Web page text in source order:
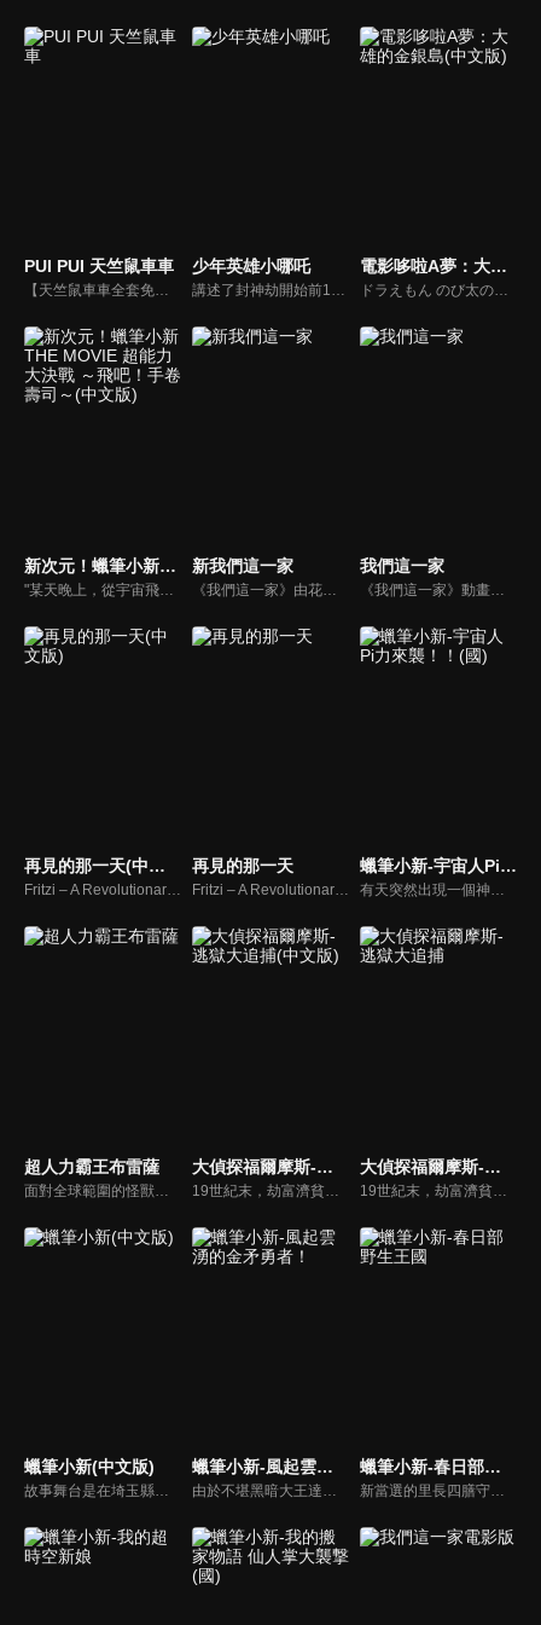
PUI PUI 天竺鼠車車 少年英雄小哪吒 電影哆啦A夢：大雄的金銀島(中文版)
ドラえもん のび太の宝島
新次元！蠟筆小新THE MOVIE 超能力大決戰 ～飛吧！手卷壽司～(中文版)
"某天晚上，從宇宙飛來的黑光和白光接近日本列島，埼玉縣春日部市的小新被那道白光擊中，體內湧現不可思議的力量。另一邊，有個男人被黑光照到，得到超能力後開始大肆破壞，他的願望是摧毀世界。破壞、混亂、慘叫聲，在全日本都被恐懼支配的此時此刻，小新挺身而戰！"
新我們這一家
《我們這一家》由花媽、花爸、姊姊橘子、弟弟柚子組成，是日本一部以小家庭成員為中心，表現出日常生活中所發生大小事為題材的漫畫與動畫作品。
我們這一家
《我們這一家》動畫線上看。花媽、花爸、姊姊橘子、弟弟柚子組成，是日本一部以小家庭成員為中心，表現出日常生活中所發生大小事為題材的漫畫與動畫作品。
再見的那一天(中文版)
Fritzi – A Revolutionary Tale
再見的那一天
Fritzi – A Revolutionary Tale
蠟筆小新-宇宙人Pi力來襲！！(國)
有天突然出現一個神秘的小小宇宙人「Pi力」，因照射到宇宙人的神秘光線，廣志和美冴竟然變回小朋友的模樣！為了變回大人，萌孩版的野原一家人踏上冒險旅程，小新甚至為了Pi力封印了屁屁，為的就是幫小小宇宙人找到爸爸…
超人力霸王布雷薩 大偵探福爾摩斯-逃獄大追捕(中文版) 大偵探福爾摩斯-逃獄大追捕
蠟筆小新(中文版) 蠟筆小新-風起雲湧的金矛勇者！ 蠟筆小新-春日部野生王國
新當選的里長四膳守熱心環保工作，甚至到小新的幼稚園去做宣導，還帶小新與朋友們去外面幫忙撿垃圾。小新在河邊撿到了一瓶來路不明的飲料，卻意外被爸爸和媽媽喝掉了，結果爸爸和媽媽變成了動物！原來這都是四膳守的陰謀！為了拯救爸爸和媽媽，小新決心對抗到底！